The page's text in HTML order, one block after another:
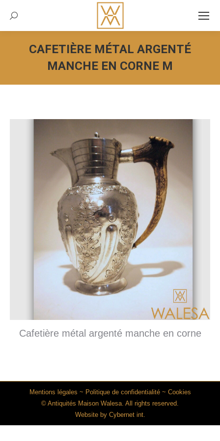
Recherche:
CAFETIÈRE MÉTAL ARGENTÉ
MANCHE EN CORNE M
Vous êtes ici :
Cafetière métal argenté manche en corne
Mentions légales ~ Politique de confidentialité~ Cookies
© Antiquités Maison Walesa. All rights reserved.
Website by Cybernet int.